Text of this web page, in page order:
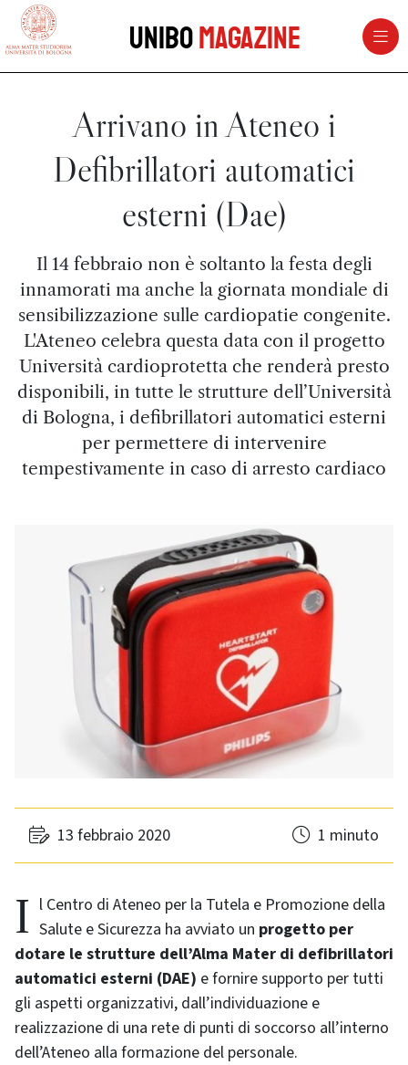
vai al contenuto della pagina
UniboMagazine
Arrivano in Ateneo i
Defibrillatori automatici
esterni (Dae)
Il 14 febbraio non è soltanto la festa degli
innamorati ma anche la giornata mondiale di
sensibilizzazione sulle cardiopatie congenite.
L'Ateneo celebra questa data con il progetto
Università cardioprotetta che renderà presto
disponibili, in tutte le strutture dell’Università
di Bologna, i defibrillatori automatici esterni
per permettere di intervenire
tempestivamente in caso di arresto cardiaco
13 febbraio 2020 1 minuto
Il Centro di Ateneo per la Tutela e Promozione della Salute e Sicurezza ha avviato un progetto per
dotare le strutture dell’Alma Mater di defibrillatori
automatici esterni (DAE) e fornire supporto per tutti
gli aspetti organizzativi, dall’individuazione e
realizzazione di una rete di punti di soccorso all’interno
dell’Ateneo alla formazione del personale.